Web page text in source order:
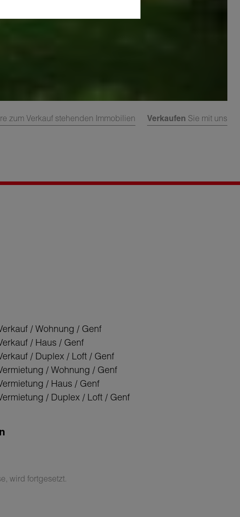
zum Verkauf stehenden Immobilien Verkaufen Sie mit uns
/ Wohnung / Genf
/ Haus / Genf
/ Duplex / Loft / Genf
/ Wohnung / Genf
/ Haus / Genf
/ Duplex / Loft / Genf
wird fortgesetzt.